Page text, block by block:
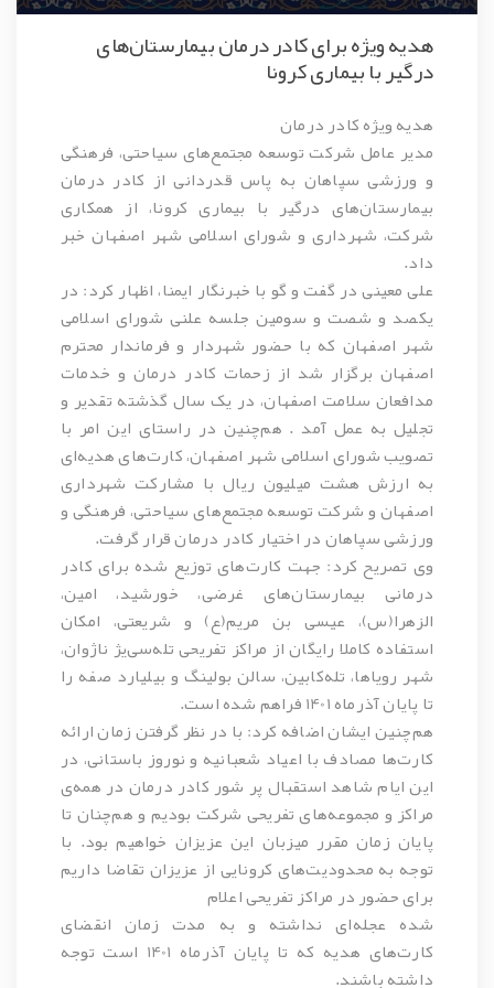
هدیه ویژه برای کادر درمان بیمارستان‌های
درگیر با بیماری کرونا
هدیه ویژه کادر درمان
مدیر عامل شرکت توسعه مجتمع‌های سیاحتی، فرهنگی
و ورزشی سپاهان به پاس قدردانی از کادر درمان
بیمارستان‌های درگیر با بیماری کرونا، از همکاری
شرکت، شهرداری و شورای اسلامی شهر اصفهان خبر
داد.
علی معینی در گفت و گو با خبرنگار ایمنا، اظهار کرد: در
یکصد و شصت و سومین جلسه علنی شورای اسلامی
شهر اصفهان که با حضور شهردار و فرماندار محترم
اصفهان برگزار شد از زحمات کادر درمان و خدمات
مدافعان سلامت اصفهان، در یک سال گذشته تقدیر و
تجلیل به عمل آمد . هم‌چنین در راستای این امر با
تصویب شورای اسلامی شهر اصفهان، کارت‌های هدیه‌ای
به ارزش هشت میلیون ریال با مشارکت شهرداری
اصفهان و شرکت توسعه مجتمع‌های سیاحتی، فرهنگی و
ورزشی سپاهان در اختیار کادر درمان قرار گرفت.
وی تصریح کرد: جهت کارت‌های توزیع شده برای کادر
درمانی بیمارستان‌های غرضی، خورشید، امین،
الزهرا(س)، عیسی بن مریم(ع) و شریعتی، امکان
استفاده کاملا رایگان از مراکز تفریحی تله‌سی‌یژ ناژوان،
شهر رویاها، تله‌کابین، سالن بولینگ و بیلیارد ‌صفه را
تا پایان آذرماه 1401 فراهم شده است.
هم‌چنین ایشان اضافه کرد: با در نظر گرفتن زمان ارائه
کارت‌ها مصادف با اعیاد شعبانیه و نوروز باستانی، در
این ایام شاهد استقبال پر شور کادر درمان در همه‌ی
مراکز و مجموعه‌های تفریحی شرکت بودیم و هم‌چنان تا
پایان زمان مقرر میزبان این عزیزان خواهیم بود. با
توجه به محدودیت‌های کرونایی از عزیزان تقاضا داریم
برای حضور در مراکز تفریحی اعلام
شده عجله‌ای نداشته و به مدت زمان انقضای
کارت‌های هدیه که تا پایان آذرماه 1401 است توجه
داشته باشند.